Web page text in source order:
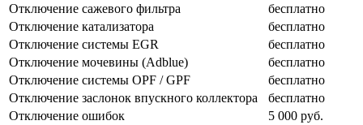
Отключение сажевого фильтра
бесплатно
Отключение катализатора
бесплатно
Отключение системы EGR
бесплатно
Отключение мочевины (Adblue)
бесплатно
Отключение системы OPF / GPF
бесплатно
Отключение заслонок впускного коллектора
бесплатно
Отключение ошибок
5 000 руб.